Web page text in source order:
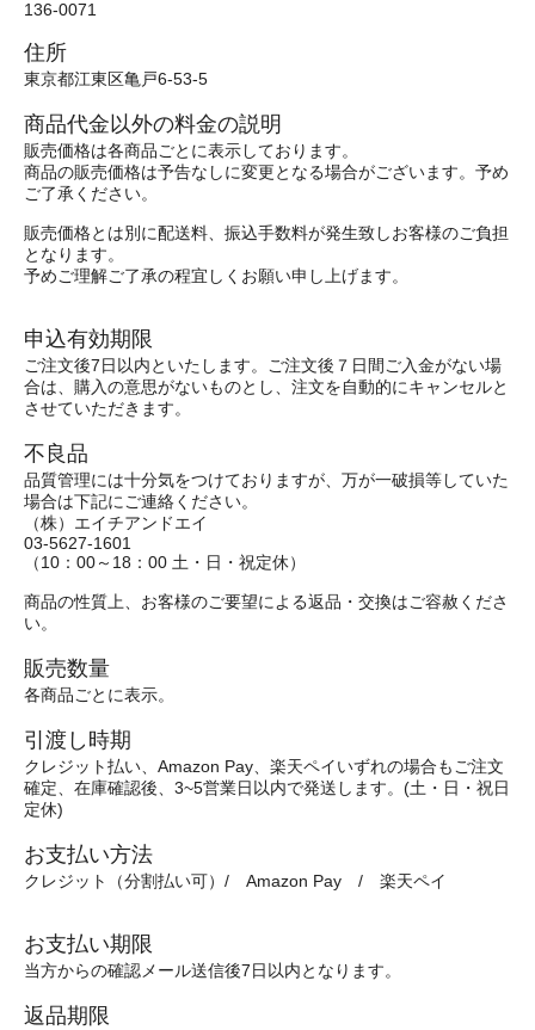
136-0071
住所
東京都江東区亀戸6-53-5
商品代金以外の料金の説明
販売価格は各商品ごとに表示しております。
商品の販売価格は予告なしに変更となる場合がございます。予め
ご了承ください。
販売価格とは別に配送料、振込手数料が発生致しお客様のご負担
となります。
予めご理解ご了承の程宜しくお願い申し上げます。
申込有効期限
ご注文後7日以内といたします。ご注文後７日間ご入金がない場
合は、購入の意思がないものとし、注文を自動的にキャンセルと
させていただきます。
不良品
品質管理には十分気をつけておりますが、万が一破損等していた
場合は下記にご連絡ください。
（株）エイチアンドエイ
03-5627-1601
（10：00～18：00 土・日・祝定休）
商品の性質上、お客様のご要望による返品・交換はご容赦くださ
い。
販売数量
各商品ごとに表示。
引渡し時期
クレジット払い、Amazon Pay、楽天ペイいずれの場合もご注文
確定、在庫確認後、3~5営業日以内で発送します。(土・日・祝日
定休)
お支払い方法
クレジット（分割払い可）/ Amazon Pay / 楽天ペイ
お支払い期限
当方からの確認メール送信後7日以内となります。
返品期限